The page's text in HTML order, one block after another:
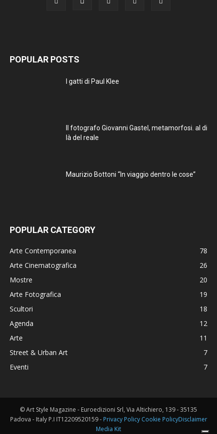
POPULAR POSTS
I gatti di Paul Klee
Il fotografo Giovanni Gastel, metamorfosi. al di
là del reale
Maurizio Bottoni “In viaggio dentro le cose”
POPULAR CATEGORY
Arte Contemporanea
78
Arte Cinematografica
26
Mostre
20
Arte Fotografica
19
Scultori
18
Agenda
12
Arte
11
Street & Urban Art
7
Eventi
7
© Art Style Magazine - Euroedizioni Srl, Via Altichiero, 139 - 35135
Padova - Italy P.I IT12209520159 - Privacy Policy Cookie PolicyDisclaimer
Media Kit